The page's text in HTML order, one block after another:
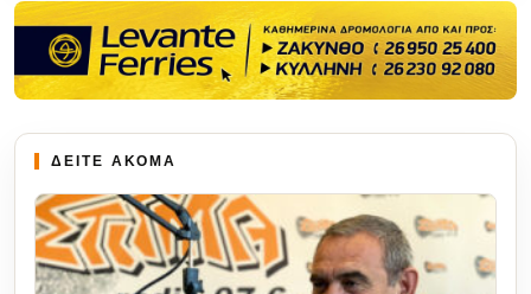
ΔΕΙΤΕ ΑΚΟΜΑ